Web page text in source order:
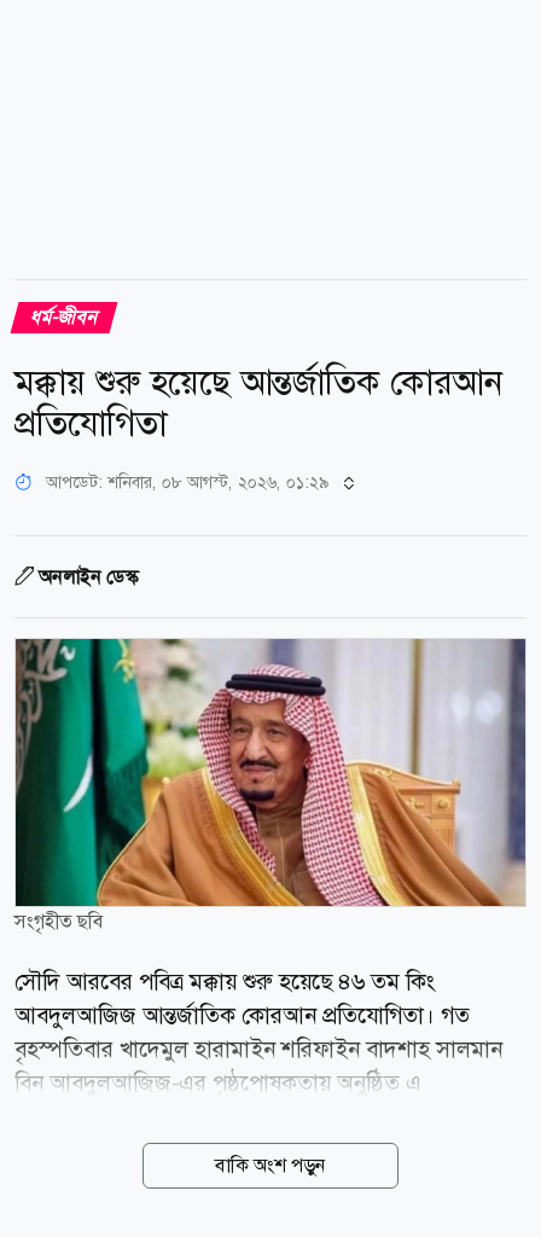
ধর্ম-জীবন
মক্কায় শুরু হয়েছে আন্তর্জাতিক কোরআন
প্রতিযোগিতা
আপডেট: শনিবার, ০৮ আগস্ট, ২০২৬, ০১:২৯
অনলাইন ডেস্ক
সংগৃহীত ছবি
সৌদি আরবের পবিত্র মক্কায় শুরু হয়েছে ৪৬ তম কিং
আবদুলআজিজ আন্তর্জাতিক কোরআন প্রতিযোগিতা। গত
বৃহস্পতিবার খাদেমুল হারামাইন শরিফাইন বাদশাহ সালমান
বিন আবদুলআজিজ-এর পৃষ্ঠপোষকতায় অনুষ্ঠিত এ
ইসলামবিষয়ক, দাওয়াহ ও দিকনির্দেশনা মন্ত্রণালয়। আগামী
১৯ আগস্ট (৬ রবিউল আউয়াল) পর্যন্ত চলা এ প্রতিযোগিতায়
বাকি অংশ পড়ুন